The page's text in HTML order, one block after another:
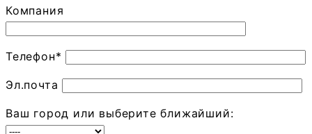
Компания
Телефон*
Эл.почта
Ваш город или выберите ближайший: